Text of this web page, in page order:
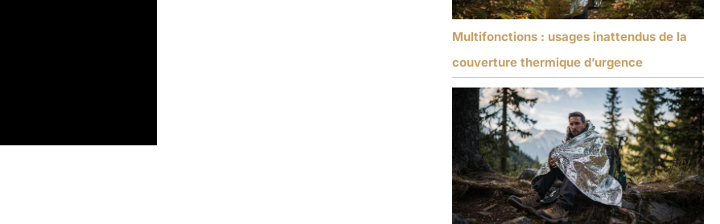
Multifonctions : usages inattendus de la
couverture thermique d’urgence